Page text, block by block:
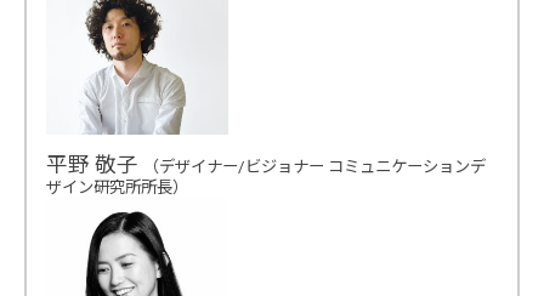
平野 敬子
（デザイナー/ビジョナー コミュニケーションデ
ザイン研究所所長）